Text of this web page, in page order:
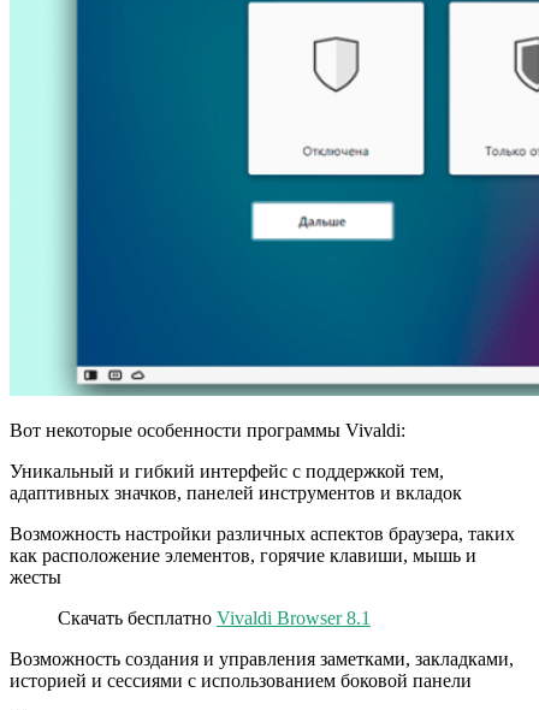
Вот некоторые особенности программы Vivaldi:
Уникальный и гибкий интерфейс с поддержкой тем,
адаптивных значков, панелей инструментов и вкладок
Возможность настройки различных аспектов браузера, таких
как расположение элементов, горячие клавиши, мышь и
жесты
Скачать бесплатно Vivaldi Browser 8.1
Возможность создания и управления заметками, закладками,
историей и сессиями с использованием боковой панели